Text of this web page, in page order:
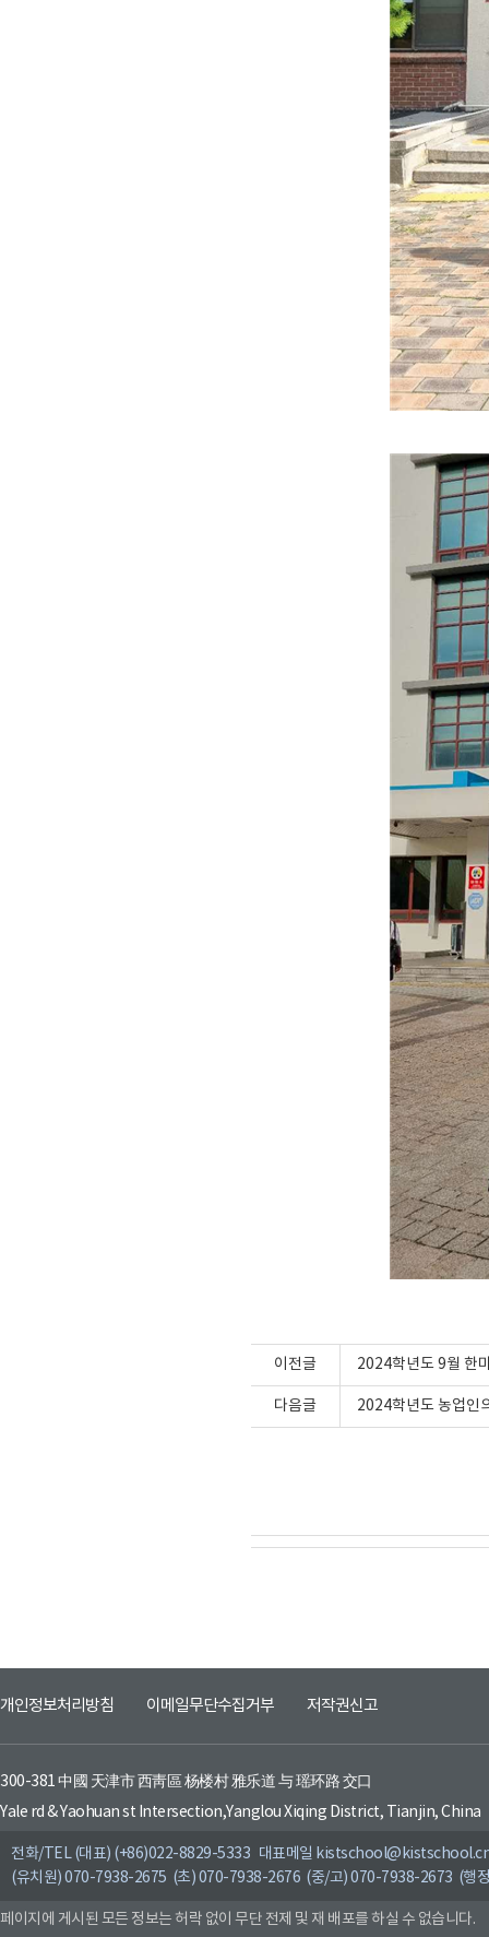
이전글 2024학년도 9월 한
다음글 2024학년도 농업인
개인정보처리방침 이메일무단수집거부 저작권신고
300-381 中國 天津市 西靑區 杨楼村 雅乐道 与 瑶环路 交口
Yale rd & Yaohuan st Intersection,Yanglou Xiqing District, Tianjin, China
전화/TEL (대표) (+86)022-8829-5333 대표메일
(유치원) 070-7938-2675 (초) 070-7938-2676 (중/고) 070-7938-2673 (행
페이지에 게시된 모든 정보는 허락 없이 무단 전제 및 재 배포를 하실 수 없습니다.